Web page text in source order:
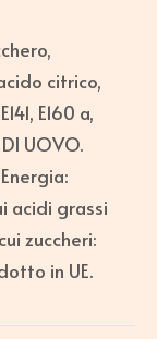
citrico,
E160 a,
DI UOVO.
acidi grassi
zuccheri:
in UE.